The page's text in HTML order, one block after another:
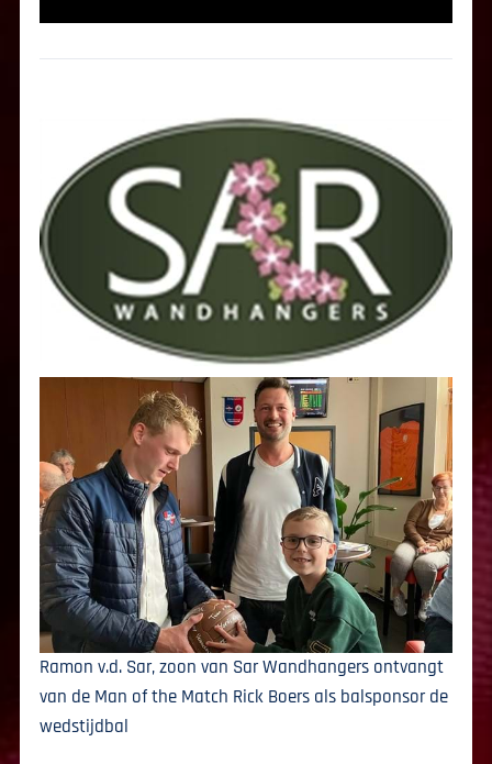
Ramon v.d. Sar, zoon van Sar Wandhangers ontvangt
van de Man of the Match Rick Boers als balsponsor de
wedstijdbal